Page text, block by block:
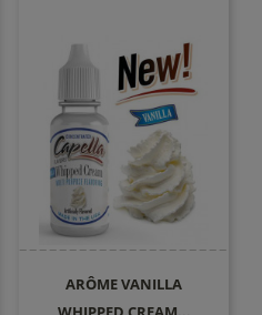
ARÔME VANILLA